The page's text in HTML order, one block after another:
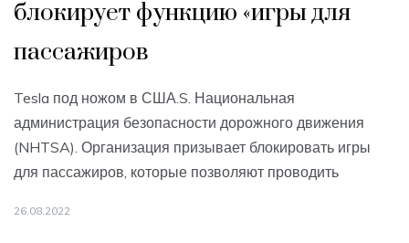
блокирует функцию «игры для
пассажиров
Tesla под ножом в США.S. Национальная
администрация безопасности дорожного движения
(NHTSA). Организация призывает блокировать игры
для пассажиров, которые позволяют проводить
26.08.2022